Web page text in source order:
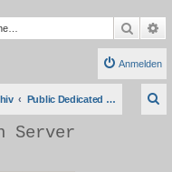
Suche
Anmelden
Public Dedicated LockOn Server
Server